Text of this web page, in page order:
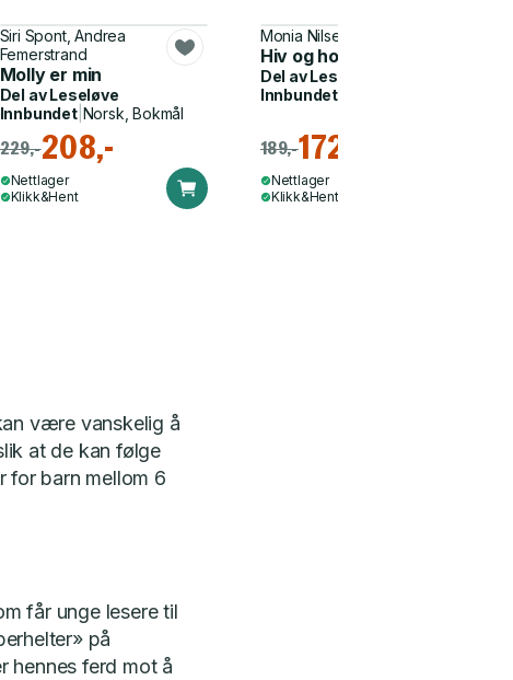
Siri Spont, Andrea
Femerstrand
Molly er min
Del avLeseløve
Innbundet| Norsk, Bokmål
229,-208,-
Nettlager
Klikk&Hent
Monia Nilsen
Hiv og hoi!
Del avLeseløve nivå 1
Innbundet
189,-172,-
Nettlager
Klikk&Hent
være vanskelig å
at de kan følge
for barn mellom 6
får unge lesere til
på
hennes ferd mot å